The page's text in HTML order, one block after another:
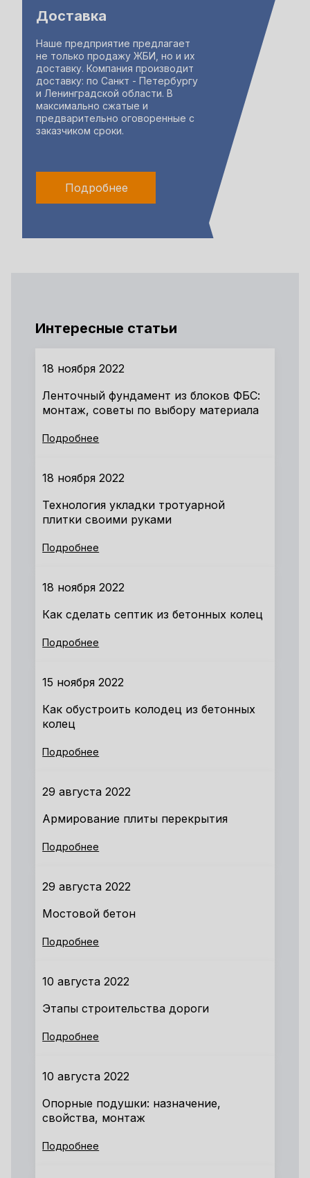
Доставка
Наше предприятие предлагает
не только продажу ЖБИ, но и их
доставку. Компания производит
доставку: по Санкт - Петербургу
и Ленинградской области. В
максимально сжатые и
предварительно оговоренные с
заказчиком сроки.
Подробнее
Интересные статьи
18 ноября 2022
Ленточный фундамент из блоков ФБС:
монтаж, советы по выбору материала
Подробнее
18 ноября 2022
Технология укладки тротуарной
плитки своими руками
Подробнее
18 ноября 2022
Как сделать септик из бетонных колец
Подробнее
15 ноября 2022
Как обустроить колодец из бетонных
колец
Подробнее
29 августа 2022
Армирование плиты перекрытия
Подробнее
29 августа 2022
Мостовой бетон
Подробнее
10 августа 2022
Этапы строительства дороги
Подробнее
10 августа 2022
Опорные подушки: назначение,
свойства, монтаж
Подробнее